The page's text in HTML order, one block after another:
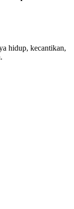
hidup, kecantikan,